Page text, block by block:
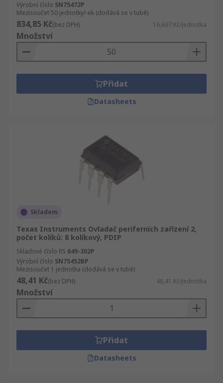
Výrobní číslo SN75472P
Mezisoučet 50 jednotky/-ek (dodává se v tubě)
834,85 Kč(bez DPH) 16,697 Kč/jednotka
Množství
Přidat
Datasheets
Skladem
Texas Instruments Ovladač periferních zařízení 2,
počet kolíků: 8 kolíkový, PDIP
Skladové číslo RS 649-302P
Výrobní číslo SN75452BP
Mezisoučet 1 jednotka (dodává se v tubě)
48,41 Kč(bez DPH) 48,41 Kč/jednotka
Množství
Přidat
Datasheets